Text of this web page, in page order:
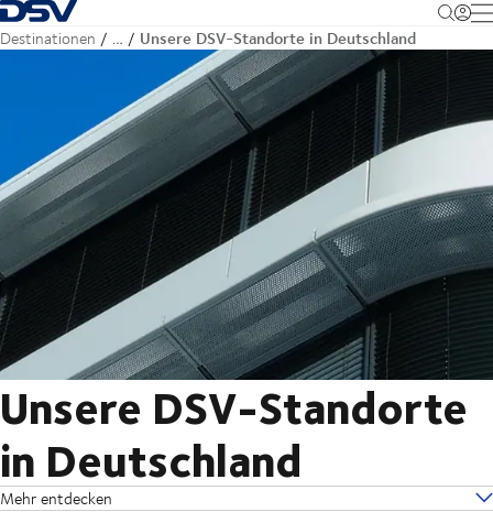
Zurück zur Startseite
Destinationen … Unsere DSV-Standorte in Deutschland
Unsere DSV-Standorte
in Deutschland
Mehr entdecken